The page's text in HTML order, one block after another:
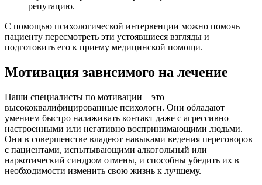
репутацию.
С помощью психологической интервенции можно помочь
пациенту пересмотреть эти устоявшиеся взгляды и
подготовить его к приему медицинской помощи.
Мотивация зависимого на лечение
Наши специалисты по мотивации – это
высококвалифицированные психологи. Они обладают
умением быстро налаживать контакт даже с агрессивно
настроенными или негативно воспринимающими людьми.
Они в совершенстве владеют навыками ведения переговоров
с пациентами, испытывающими алкогольный или
наркотический синдром отмены, и способны убедить их в
необходимости изменить свою жизнь к лучшему.